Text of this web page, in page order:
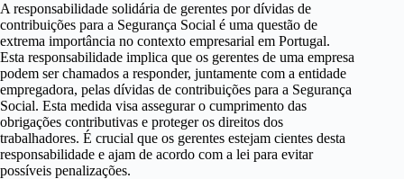
A responsabilidade solidária de gerentes por dívidas de
contribuições para a Segurança Social é uma questão de
extrema importância no contexto empresarial em Portugal.
Esta responsabilidade implica que os gerentes de uma empresa
podem ser chamados a responder, juntamente com a entidade
empregadora, pelas dívidas de contribuições para a Segurança
Social. Esta medida visa assegurar o cumprimento das
obrigações contributivas e proteger os direitos dos
trabalhadores. É crucial que os gerentes estejam cientes desta
responsabilidade e ajam de acordo com a lei para evitar
possíveis penalizações.